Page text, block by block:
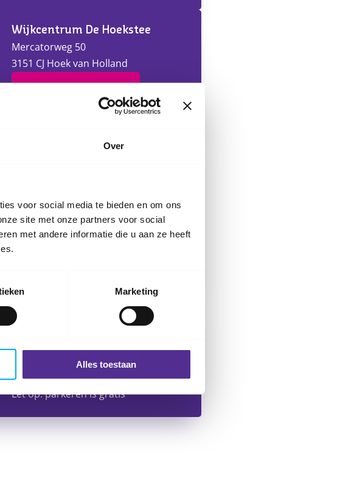
Over
voor social media te bieden en om ons
site met onze partners voor social
met andere informatie die u aan ze heeft
Marketing
Alles toestaan
Wijkcentrum De Hoekstee
Mercatorweg 50
3151 CJ Hoek van Holland
Let op: parkeren is gratis
Routebeschrijving
Let op! Er is een beperkt aantal
parkeerplaatsen. Kom daarom zoveel
Sporthal den Oert
3201 LX
Routebeschrijving
Let op: parkeren is gratis